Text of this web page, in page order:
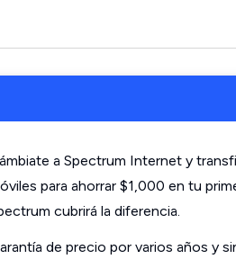
a Spectrum Internet y
para ahorrar $1,000 en tu
cubrirá la diferencia.
de precio por varios años y